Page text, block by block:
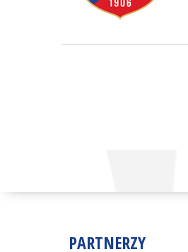
PARTNERZY